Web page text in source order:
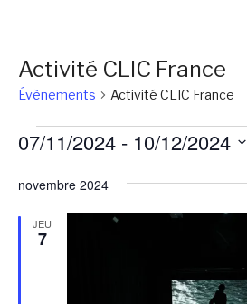
Activité CLIC France
Évènements Activité CLIC France
Évènements
07/11/2024 - 10/12/2024
une
date.
novembre 2024
JEU
7